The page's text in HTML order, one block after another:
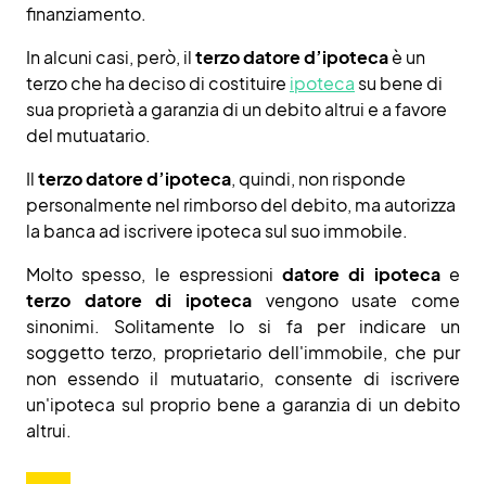
finanziamento.
In alcuni casi, però, ilterzo datore d’ipotecaè un
terzo che ha deciso di costituire ipotecasu bene di
sua proprietà a garanzia di un debito altrui e a favore
del mutuatario.
Ilterzo datore d’ipoteca, quindi, non risponde
personalmente nel rimborso del debito, ma autorizza
la banca ad iscrivere ipoteca sul suo immobile.
Molto spesso, le espressionidatore di ipotecae
terzo datore di ipoteca vengono usate come
sinonimi. Solitamente lo si fa per indicare un
soggetto terzo, proprietario dell'immobile, che pur
non essendo il mutuatario, consente di iscrivere
un'ipoteca sul proprio bene a garanzia di un debito
altrui.